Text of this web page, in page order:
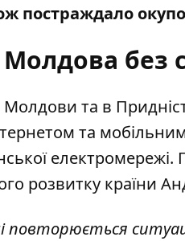
постраждало
Молдова без
Молдови та в Пр
та
електромережі.
розвитку країни
повторюється